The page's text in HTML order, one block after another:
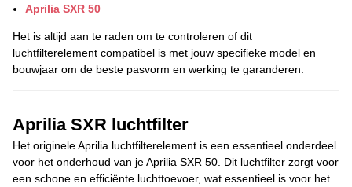
Aprilia SXR 50
Het is altijd aan te raden om te controleren of dit
luchtfilterelement compatibel is met jouw specifieke model en
bouwjaar om de beste pasvorm en werking te garanderen.
Aprilia SXR luchtfilter
Het originele Aprilia luchtfilterelement is een essentieel onderdeel
voor het onderhoud van je Aprilia SXR 50. Dit luchtfilter zorgt voor
een schone en efficiënte luchttoevoer, wat essentieel is voor het